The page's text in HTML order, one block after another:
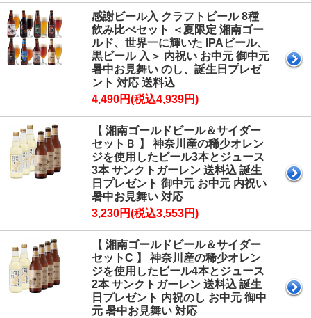
感謝ビール入 クラフトビール 8種
飲み比べセット ＜夏限定 湘南ゴー
ルド、世界一に輝いた IPAビール、
黒ビール 入＞ 内祝い お中元 御中元
暑中お見舞い のし、誕生日プレゼ
ント 対応 送料込
4,490円(税込4,939円)
【 湘南ゴールドビール＆サイダー
セットＢ 】 神奈川産の稀少オレン
ジを使用したビール3本とジュース
3本 サンクトガーレン 送料込 誕生
日プレゼント 御中元 お中元 内祝い
暑中お見舞い 対応
3,230円(税込3,553円)
【 湘南ゴールドビール＆サイダー
セットC 】 神奈川産の稀少オレン
ジを使用したビール4本とジュース
2本 サンクトガーレン 送料込 誕生
日プレゼント 内祝のし お中元 御中
元 暑中お見舞い 対応